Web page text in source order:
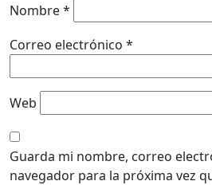
Nombre*
Correo electrónico *
Web
Guarda mi nombre, correo
navegador para la próxima vez